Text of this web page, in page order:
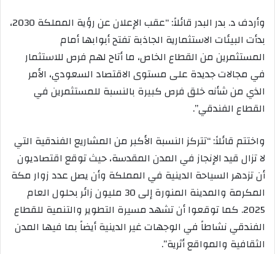
وأردف د. بدر البدر قائلاً: “عقب الإعلان عن رؤية المملكة 2030،
بدأت البيئات الاستثمارية الجاذبة تفتح أبوابها أمام
المستثمرين من القطاع الخاص، ما أتاح لهم فرص للاستثمار
في مجالات جديدة على مستوى الاقتصاد السعودي، الأمر
الذي من شأنه خلق فرص كبيرة بالنسبة للمستثمرين في
القطاع الفندقي”.
واختتم قائلاً: “تتركز النسبة الأكبر من المشاريع الفندقية التي
لا تزال قيد الإنجاز في المدن المقدسة، حيث توقع اقتصاديون
أن تزدهر السياحة الدينية في المملكة وأن يصل عدد زوار مكة
المكرمة والمدينة المنورة إلى 30 مليون زائر بحلول العام
2025. كما توقعوا أن تشهد مسيرة التطوير والتنمية للقطاع
الفندقي نشاطاً في الوجهات غير الدينية أيضاً بما فيها المدن
الثقافية والمواقع أثرية”.